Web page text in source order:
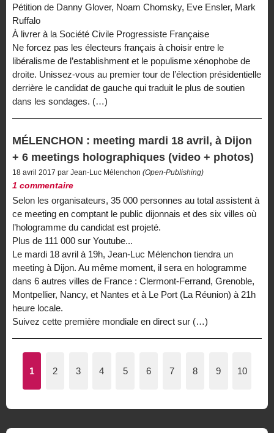
Pétition de Danny Glover, Noam Chomsky, Eve Ensler, Mark
Ruffalo
À livrer à la Société Civile Progressiste Française
Ne forcez pas les électeurs français à choisir entre le
libéralisme de l’establishment et le populisme xénophobe de
droite. Unissez-vous au premier tour de l’élection présidentielle
derrière le candidat de gauche qui traduit le plus de soutien
dans les sondages. (…)
MÉLENCHON : meeting mardi 18 avril, à Dijon
+ 6 meetings holographiques (video + photos)
18 avril 2017 par Jean-Luc Mélenchon (Open-Publishing)
1 commentaire
Selon les organisateurs, 35 000 personnes au total assistent à
ce meeting en comptant le public dijonnais et des six villes où
l’hologramme du candidat est projeté.
Plus de 111 000 sur Youtube...
Le mardi 18 avril à 19h, Jean-Luc Mélenchon tiendra un
meeting à Dijon. Au même moment, il sera en hologramme
dans 6 autres villes de France : Clermont-Ferrand, Grenoble,
Montpellier, Nancy, et Nantes et à Le Port (La Réunion) à 21h
heure locale.
Suivez cette première mondiale en direct sur (…)
1 2 3 4 5 6 7 8 9 10